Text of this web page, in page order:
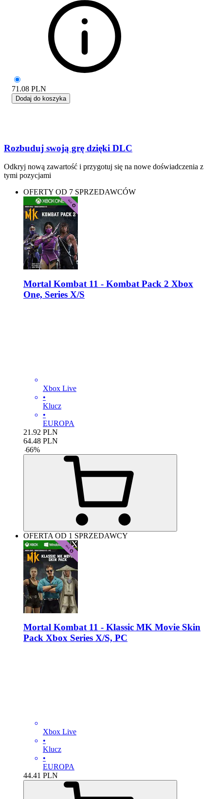
71.08 PLN
Dodaj do koszyka
Rozbuduj swoją grę dzięki DLC
Odkryj nową zawartość i przygotuj się na nowe doświadczenia z
tymi pozycjami
OFERTY OD 7 SPRZEDAWCÓW
Mortal Kombat 11 - Kombat Pack 2 Xbox
One, Series X/S
Xbox Live
•
Klucz
•
EUROPA
21.92 PLN
64.48 PLN
-66%
OFERTA OD 1 SPRZEDAWCY
Mortal Kombat 11 - Klassic MK Movie Skin
Pack Xbox Series X/S, PC
Xbox Live
•
Klucz
•
EUROPA
44.41 PLN